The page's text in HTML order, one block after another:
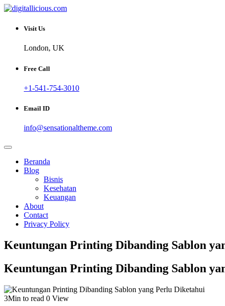
Skip
content
digitallicious.com
Sharing Digital Information
Visit Us
London, UK
Free Call
+1-541-754-3010
Email ID
info@sensationaltheme.com
Beranda
Blog
Bisnis
Kesehatan
Keuangan
About
Contact
Privacy Policy
Keuntungan Printing Dibanding Sablon
Keuntungan Printing Dibanding Sablon
3Min to read 0 View